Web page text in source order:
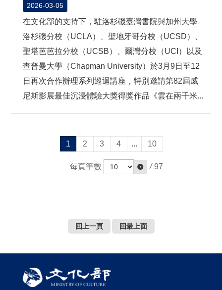
2026-03-05
在文化部的支持下，駐洛杉磯臺灣書院與加州大學
洛杉磯分校（UCLA）、聖地牙哥分校（UCSD）、
聖塔芭芭拉分校（UCSB）、爾灣分校（UCI）以及
查普曼大學（Chapman University）於3月9日至12
日再次合作辦理系列巡迴講座，特別邀請第82屆威
尼斯影展最佳沉浸體驗大獎得獎作品《雲在兩千米...
1 2 3 4 ... 10
每頁筆數 / 97
回上一頁 回最上面